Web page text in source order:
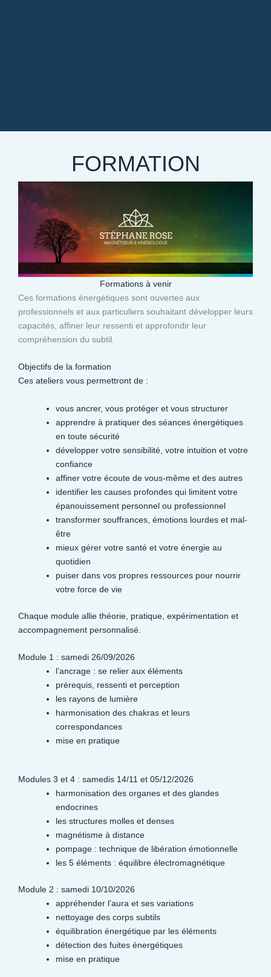
FORMATION
Formations à venir
Ces formations énergétiques sont ouvertes aux
professionnels et aux particuliers souhaitant développer leurs
capacités, affiner leur ressenti et approfondir leur
compréhension du subtil.​
Objectifs de la formation
Ces ateliers vous permettront de :
vous ancrer, vous protéger et vous structurer
apprendre à pratiquer des séances énergétiques
en toute sécurité
développer votre sensibilité, votre intuition et votre
confiance
affiner votre écoute de vous-même et des autres
identifier les causes profondes qui limitent votre
épanouissement personnel ou professionnel
transformer souffrances, émotions lourdes et mal-
être
mieux gérer votre santé et votre énergie au
quotidien
puiser dans vos propres ressources pour nourrir
votre force de vie
Chaque module allie théorie, pratique, expérimentation et
accompagnement personnalisé.
Module 1 : samedi 26/09/2026
l’ancrage : se relier aux éléments
prérequis, ressenti et perception
les rayons de lumière
harmonisation des chakras et leurs
correspondances
mise en pratique
Modules 3 et 4 : samedis 14/11 et 05/12/2026
harmonisation des organes et des glandes
endocrines
les structures molles et denses
magnétisme à distance
pompage : technique de libération émotionnelle
les 5 éléments : équilibre électromagnétique
Module 2 : samedi 10/10/2026
appréhender l’aura et ses variations
nettoyage des corps subtils
équilibration énergétique par les éléments
détection des fuites énergétiques
mise en pratique